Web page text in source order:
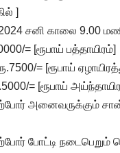
]
சனி காலை 9.00
= [ரூபாய் பத்தாயிரம்]
= [ரூபாய்
= [ரூபாய்
அனைவருக்கும்
போட்டி நடைபெறும்